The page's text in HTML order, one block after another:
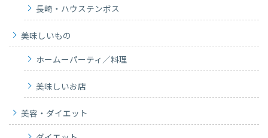
長崎・ハウステンボス
美味しいもの
ホームーパーティ／料理
美味しいお店
美容・ダイエット